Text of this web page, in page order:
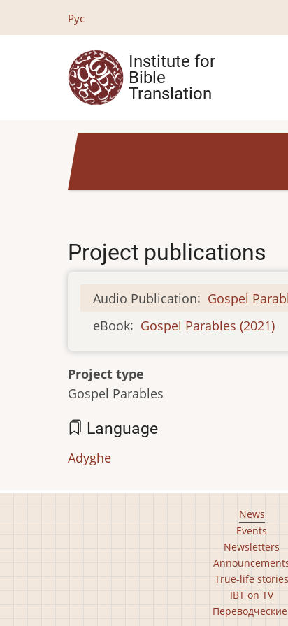
Рус
Institute for
Bible
Translation
Project publications
Audio Publication: Gospel
eBook: Gospel Parables (2021)
Project type
Gospel Parables
Language
Adyghe
News
Events
Newsletters
True-life stories
IBT on TV